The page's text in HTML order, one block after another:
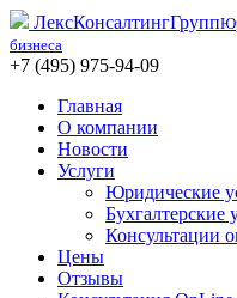
ЛексКонсалтингГрупп
бизнеса
+7 (495) 975-94-09
Главная
О компании
Новости
Услуги
Юридические
Бухгалтерские
Консультации
Цены
Отзывы